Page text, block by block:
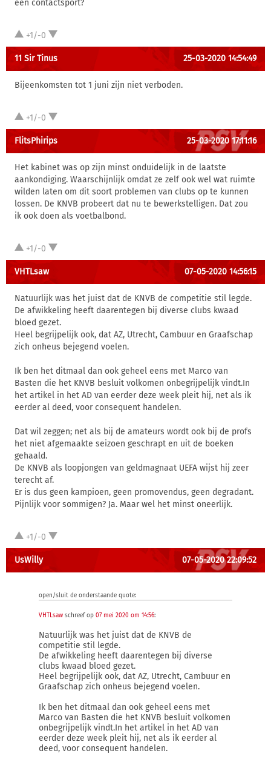
een contactsport?
+1/-0
11 Sir Tinus 25-03-2020 14:54:49
Bijeenkomsten tot 1 juni zijn niet verboden.
+1/-0
FlitsPhirips 25-03-2020 17:11:16
Het kabinet was op zijn minst onduidelijk in de laatste
aankondiging. Waarschijnlijk omdat ze zelf ook wel wat ruimte
wilden laten om dit soort problemen van clubs op te kunnen
lossen. De KNVB probeert dat nu te bewerkstelligen. Dat zou
ik ook doen als voetbalbond.
+1/-0
VHTLsaw 07-05-2020 14:56:15
Natuurlijk was het juist dat de KNVB de competitie stil legde.
De afwikkeling heeft daarentegen bij diverse clubs kwaad
bloed gezet.
Heel begrijpelijk ook, dat AZ, Utrecht, Cambuur en Graafschap
zich onheus bejegend voelen.
Ik ben het ditmaal dan ook geheel eens met Marco van
Basten die het KNVB besluit volkomen onbegrijpelijk vindt.In
het artikel in het AD van eerder deze week pleit hij, net als ik
eerder al deed, voor consequent handelen.
Dat wil zeggen; net als bij de amateurs wordt ook bij de profs
het niet afgemaakte seizoen geschrapt en uit de boeken
gehaald.
De KNVB als loopjongen van geldmagnaat UEFA wijst hij zeer
terecht af.
Er is dus geen kampioen, geen promovendus, geen degradant.
Pijnlijk voor sommigen? Ja. Maar wel het minst oneerlijk.
+1/-0
UsWilly 07-05-2020 22:09:52
open/sluit de onderstaande quote:
VHTLsaw schreef op 07 mei 2020 om 14:56:
Natuurlijk was het juist dat de KNVB de
competitie stil legde.
De afwikkeling heeft daarentegen bij diverse
clubs kwaad bloed gezet.
Heel begrijpelijk ook, dat AZ, Utrecht, Cambuur en
Graafschap zich onheus bejegend voelen.
Ik ben het ditmaal dan ook geheel eens met
Marco van Basten die het KNVB besluit volkomen
onbegrijpelijk vindt.In het artikel in het AD van
eerder deze week pleit hij, net als ik eerder al
deed, voor consequent handelen.